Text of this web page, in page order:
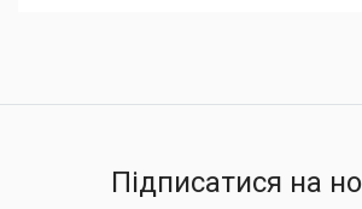
Підписатися на